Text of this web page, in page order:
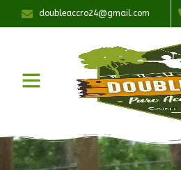
doubleaccro24@gmail.com